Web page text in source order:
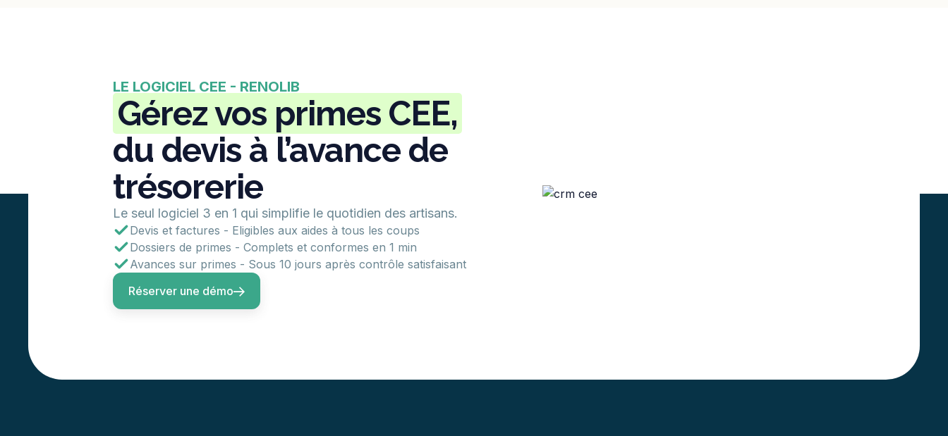
LE LOGICIEL CEE - RENOLIB
Gérez vos primes CEE,
du devis à l’avance de
trésorerie
Le seul logiciel 3 en 1 qui simplifie le quotidien des artisans.
Devis et factures - Eligibles aux aides à tous les coups
Dossiers de primes - Complets et conformes en 1 min
Avances sur primes - Sous 10 jours après contrôle satisfaisant
Réserver une démo